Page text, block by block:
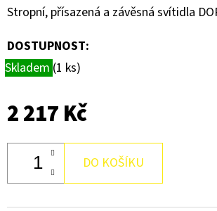
Stropní, přísazená a závěsná svítidla
DOSTUPNOST:
Skladem (1 ks)
2 217 Kč
DO KOŠÍKU
U
Č
U
J
M
RÁMEČEK
MOSAIC,